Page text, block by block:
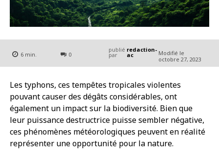
6 min. 0
publié
par
redaction-
ac
Modifié le
octobre 27, 2023
Les typhons, ces tempêtes tropicales violentes
pouvant causer des dégâts considérables, ont
également un impact sur la biodiversité. Bien que
leur puissance destructrice puisse sembler négative,
ces phénomènes météorologiques peuvent en réalité
représenter une opportunité pour la nature.